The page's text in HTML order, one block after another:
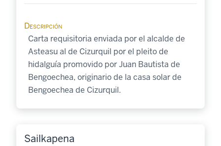
Descripción
Carta requisitoria enviada por el alcalde de
Asteasu al de Cizurquil por el pleito de
hidalguía promovido por Juan Bautista de
Bengoechea, originario de la casa solar de
Bengoechea de Cizurquil.
Sailkapena